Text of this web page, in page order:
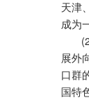
天津
成为
展外
口群
国特